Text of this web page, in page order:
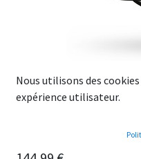
Selle PRO STEALTH
Nous utilisons des
expérience utilisateur.